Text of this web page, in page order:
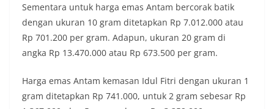
Sementara untuk harga emas Antam bercorak batik
dengan ukuran 10 gram ditetapkan Rp 7.012.000 atau
Rp 701.200 per gram. Adapun, ukuran 20 gram di
angka Rp 13.470.000 atau Rp 673.500 per gram.
Harga emas Antam kemasan Idul Fitri dengan ukuran 1
gram ditetapkan Rp 741.000, untuk 2 gram sebesar Rp